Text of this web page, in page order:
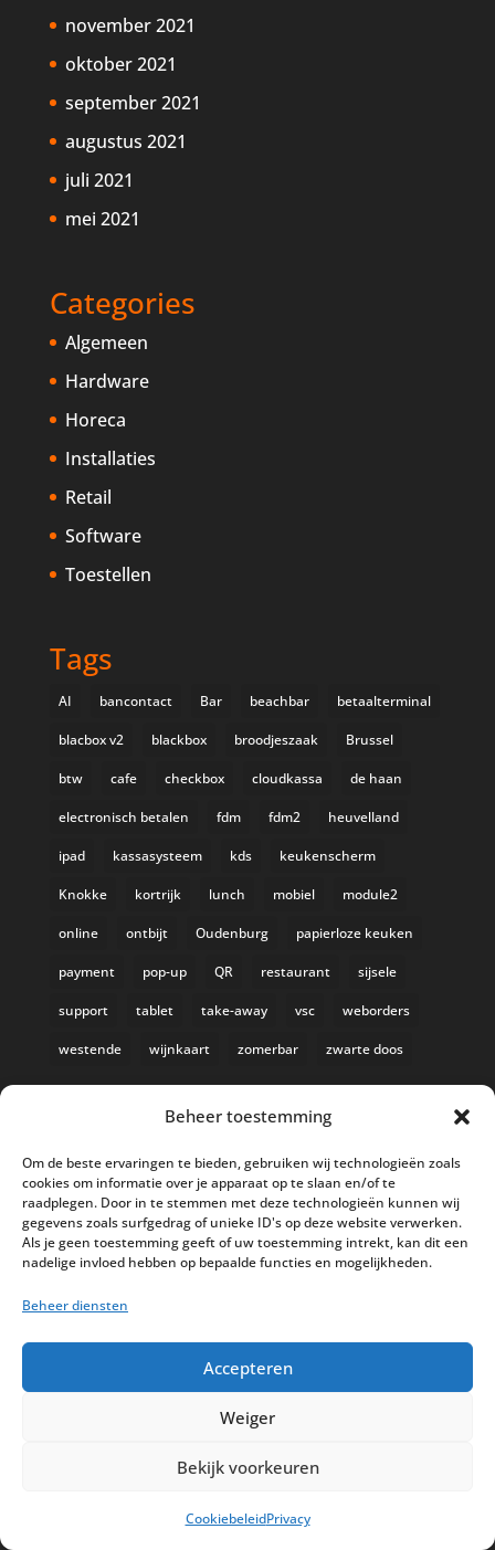
Beheer toestemming
Om de beste ervaringen te bieden, gebruiken wij technologieën zoals
cookies om informatie over je apparaat op te slaan en/of te
raadplegen. Door in te stemmen met deze technologieën kunnen wij
gegevens zoals surfgedrag of unieke ID's op deze website verwerken.
Als je geen toestemming geeft of uw toestemming intrekt, kan dit een
nadelige invloed hebben op bepaalde functies en mogelijkheden.
Beheer diensten
Accepteren
Weiger
Bekijk voorkeuren
CookiebeleidPrivacy
november 2021
oktober 2021
september 2021
augustus 2021
juli 2021
mei 2021
Categories
Algemeen
Hardware
Horeca
Installaties
Retail
Software
Toestellen
Tags
AI bancontact Bar beachbar betaalterminal
blacbox v2 blackbox broodjeszaak Brussel
btw cafe checkbox cloudkassa de haan
electronisch betalen fdm fdm2 heuvelland
ipad kassasysteem kds keukenscherm
Knokke kortrijk lunch mobiel module2
online ontbijt Oudenburg papierloze keuken
payment pop-up QR restaurant sijsele
support tablet take-away vsc weborders
westende wijnkaart zomerbar zwarte doos
AI in de Horeca kassawereld
Bestel nu nog aan de 2025 prijzen
Safran Palace start met nieuw
Privacy